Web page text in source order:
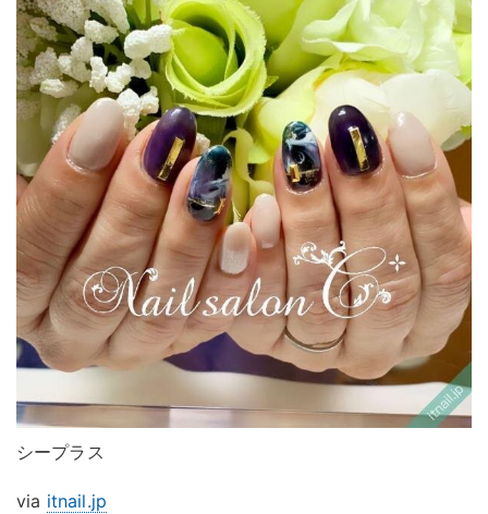
シープラス
via itnail.jp